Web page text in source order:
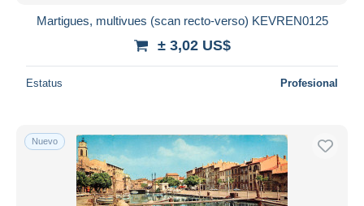
Martigues, multivues (scan recto-verso) KEVREN0125
± 3,02 US$
Estatus Profesional
Nuevo